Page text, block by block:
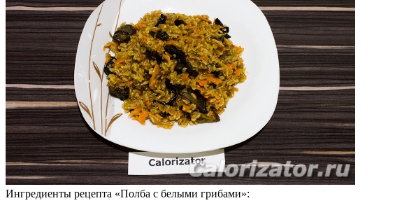
Ингредиенты рецепта «Полба с белыми грибами»: